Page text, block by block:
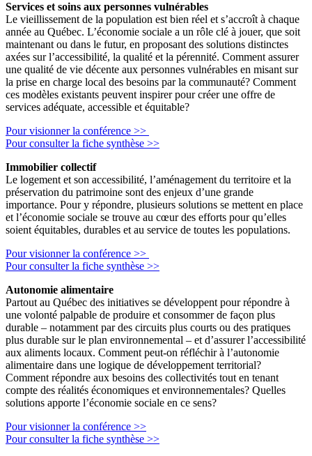
Services et soins aux personnes vulnérables
Le vieillissement de la population est bien réel et s’accroît à chaque
année au Québec. L’économie sociale a un rôle clé à jouer, que soit
maintenant ou dans le futur, en proposant des solutions distinctes
axées sur l’accessibilité, la qualité et la pérennité. Comment assurer
une qualité de vie décente aux personnes vulnérables en misant sur
la prise en charge local des besoins par la communauté? Comment
ces modèles existants peuvent inspirer pour créer une offre de
services adéquate, accessible et équitable?
Pour visionner la conférence >>
Pour consulter la fiche synthèse >>
Immobilier collectif
Le logement et son accessibilité, l’aménagement du territoire et la
préservation du patrimoine sont des enjeux d’une grande
importance. Pour y répondre, plusieurs solutions se mettent en place
et l’économie sociale se trouve au cœur des efforts pour qu’elles
soient équitables, durables et au service de toutes les populations.
Pour visionner la conférence >>
Pour consulter la fiche synthèse >>
Autonomie alimentaire
Partout au Québec des initiatives se développent pour répondre à
une volonté palpable de produire et consommer de façon plus
durable – notamment par des circuits plus courts ou des pratiques
plus durable sur le plan environnemental – et d’assurer l’accessibilité
aux aliments locaux. Comment peut-on réfléchir à l’autonomie
alimentaire dans une logique de développement territorial?
Comment répondre aux besoins des collectivités tout en tenant
compte des réalités économiques et environnementales? Quelles
solutions apporte l’économie sociale en ce sens?
Pour visionner la conférence >>
Pour consulter la fiche synthèse >>